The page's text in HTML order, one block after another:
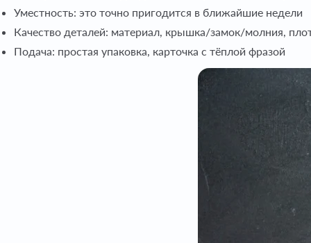
Уместность: это точно пригодится в ближайшие недели
Качество деталей: материал, крышка/замок/молния,
Подача: простая упаковка, карточка с тёплой фразой